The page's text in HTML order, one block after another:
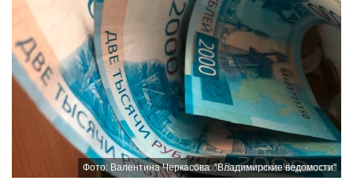
Фото: Валентина Черкасова. "Владимирские ведомости"